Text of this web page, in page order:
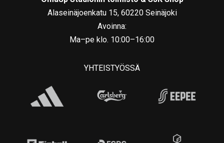
Alaseinäjoenkatu 15, 60220 Seinäjoki
Avoinna:
Ma–pe klo. 10:00–16:00
YHTEISTYÖSSÄ